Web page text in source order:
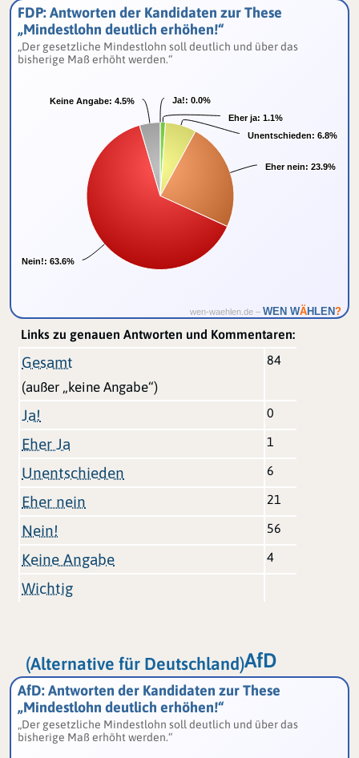
Ja!: 0.0%
Ja!: 0.0%
Eher ja: 1.1%
Eher ja: 1.1%
Unentschieden: 6.8%
Unentschieden: 6.8%
Eher nein: 23.9%
Eher nein: 23.9%
Nein!: 63.6%
Nein!: 63.6%
Keine Angabe: 4.5%
Keine Angabe: 4.5%
wen-waehlen.de – WEN WÄHLEN?
FDP: Antworten der Kandidaten zur These
„Mindestlohn deutlich erhöhen!“
„Der gesetzliche Mindestlohn soll deutlich und über das
bisherige Maß erhöht werden.“
Links zu genauen Antworten und Kommentaren:
Gesamt
(außer „keine Angabe“)
84
Ja! 0
Eher Ja 1
Unentschieden 6
Eher nein 21
Nein! 56
Keine Angabe 4
Wichtig
AfD
(Alternative für Deutschland)
AfD: Antworten der Kandidaten zur These
„Mindestlohn deutlich erhöhen!“
„Der gesetzliche Mindestlohn soll deutlich und über das
bisherige Maß erhöht werden.“